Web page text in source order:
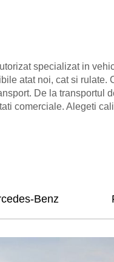
specializat in
atat noi, cat si rulate.
De la transportul
comerciale. Alegeti
Benz